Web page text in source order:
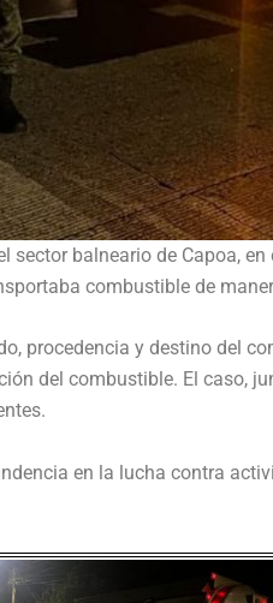
balneario de Capoa,
combustible de
procedencia y destino del
del combustible. El caso,
en la lucha contra